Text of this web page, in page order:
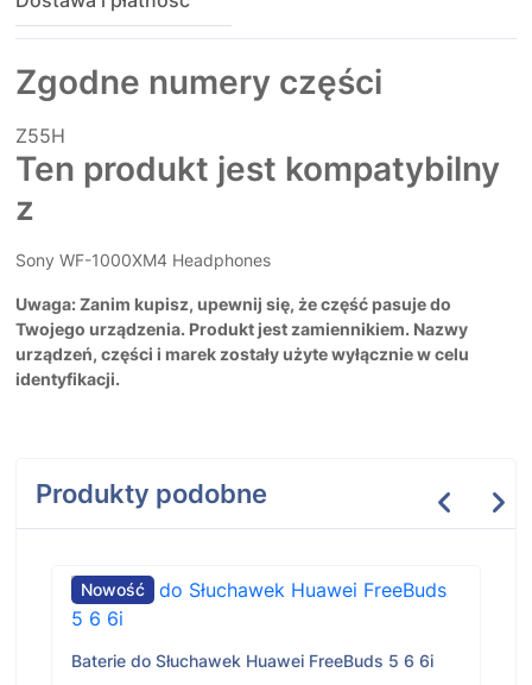
Zgodne numery części
Z55H
Ten produkt jest kompatybilny
z
Sony WF-1000XM4 Headphones
Uwaga: Zanim kupisz, upewnij się, że część pasuje do
Twojego urządzenia. Produkt jest zamiennikiem. Nazwy
urządzeń, części i marek zostały użyte wyłącznie w celu
identyfikacji.
Produkty podobne
Nowość
Baterie do Słuchawek Huawei FreeBuds 5 6 6i